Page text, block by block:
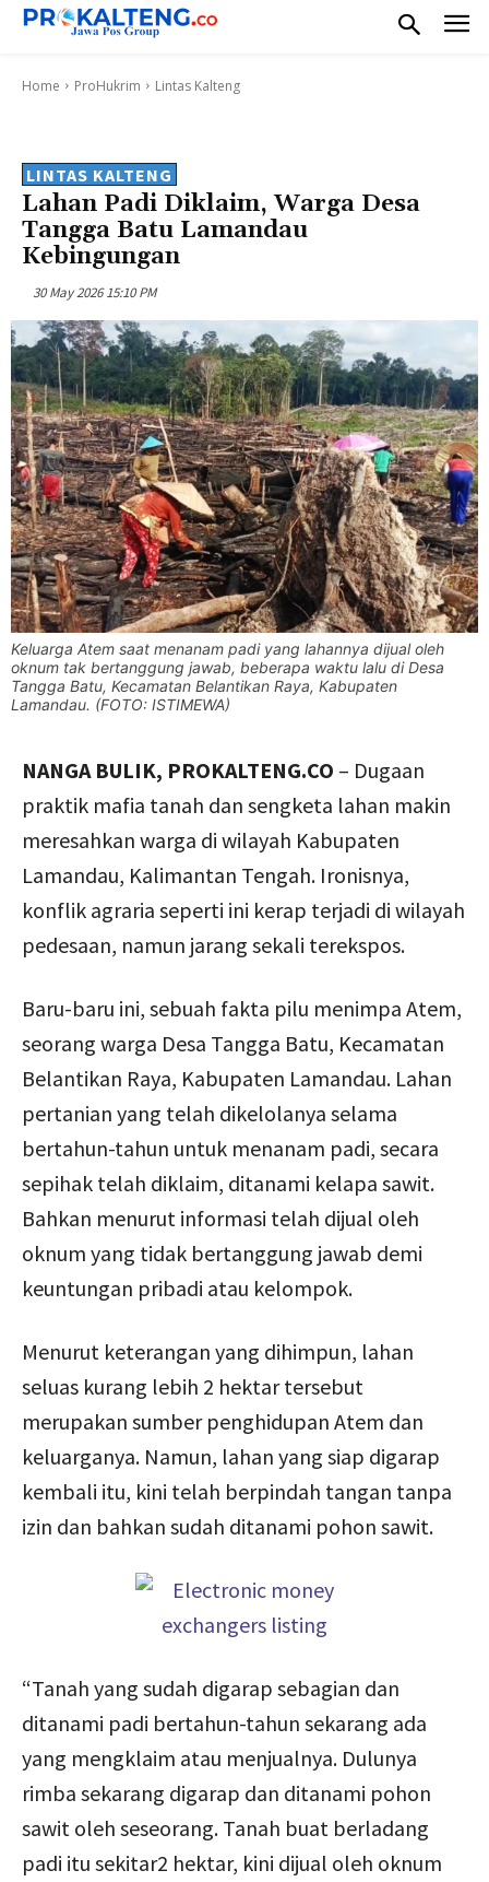
Home ProHukrim Lintas Kalteng
LINTAS KALTENG
Lahan Padi Diklaim, Warga Desa
Tangga Batu Lamandau
Kebingungan
30 May 2026 15:10 PM
Keluarga Atem saat menanam padi yang lahannya dijual oleh
oknum tak bertanggung jawab, beberapa waktu lalu di Desa
Tangga Batu, Kecamatan Belantikan Raya, Kabupaten
Lamandau. (FOTO: ISTIMEWA)
NANGA BULIK, PROKALTENG.CO – Dugaan
praktik mafia tanah dan sengketa lahan makin
meresahkan warga di wilayah Kabupaten
Lamandau, Kalimantan Tengah. Ironisnya,
konflik agraria seperti ini kerap terjadi di wilayah
pedesaan, namun jarang sekali terekspos.
Baru-baru ini, sebuah fakta pilu menimpa Atem,
seorang warga Desa Tangga Batu, Kecamatan
Belantikan Raya, Kabupaten Lamandau. Lahan
pertanian yang telah dikelolanya selama
bertahun-tahun untuk menanam padi, secara
sepihak telah diklaim, ditanami kelapa sawit.
Bahkan menurut informasi telah dijual oleh
oknum yang tidak bertanggung jawab demi
keuntungan pribadi atau kelompok.
Menurut keterangan yang dihimpun, lahan
seluas kurang lebih 2 hektar tersebut
merupakan sumber penghidupan Atem dan
keluarganya. Namun, lahan yang siap digarap
kembali itu, kini telah berpindah tangan tanpa
izin dan bahkan sudah ditanami pohon sawit.
“Tanah yang sudah digarap sebagian dan
ditanami padi bertahun-tahun sekarang ada
yang mengklaim atau menjualnya. Dulunya
rimba sekarang digarap dan ditanami pohon
sawit oleh seseorang. Tanah buat berladang
padi itu sekitar2 hektar, kini dijual oleh oknum